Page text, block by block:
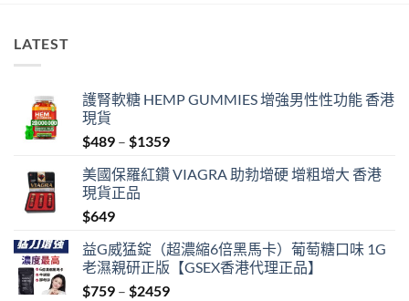
LATEST
護腎軟糖 HEMP GUMMIES 增強男性性功能 香港
現貨
$489 – $1359Price
$489
美國保羅紅鑽 VIAGRA 助勃增硬 增粗增大 香港
現貨正品
$649
益G威猛錠（超濃縮6倍黑馬卡）葡萄糖口味 1G
老濕親研正版【GSEX香港代理正品】
$759 – $2459Price